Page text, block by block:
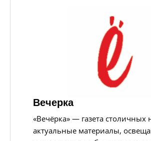
Вечерка
«Вечёрка» — газета столичных
актуальные материалы,